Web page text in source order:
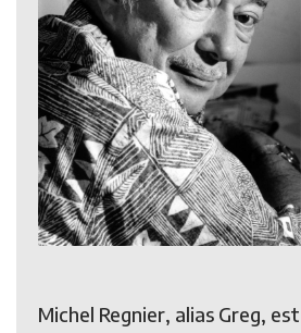
Michel Regnier, alias Greg,